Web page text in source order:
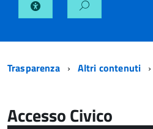
Trasparenza Altri contenuti
Accesso Civico